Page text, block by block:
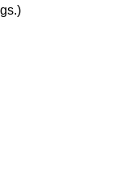
)